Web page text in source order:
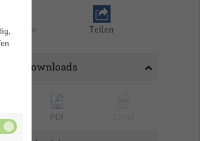
Merken Teilen
Downloads
PDF